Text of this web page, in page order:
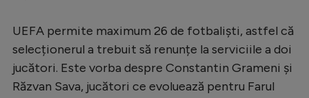
Starurile fotbalului
EURO 2024
Stranieri
UEFA permite maximum 26 de fotbaliști, astfel că
selecționerul a trebuit să renunțe la serviciile a doi
jucători. Este vorba despre Constantin Grameni și
Răzvan Sava, jucători ce evoluează pentru Farul